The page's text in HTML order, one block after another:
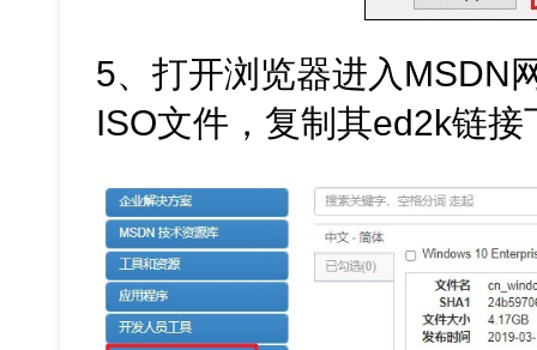
5、打开浏览器进入MSDN
ISO文件，复制其ed2k链接